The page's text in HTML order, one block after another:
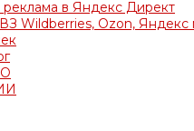
реклама в Яндекс Директ
Wildberries, Ozon, Яндекс